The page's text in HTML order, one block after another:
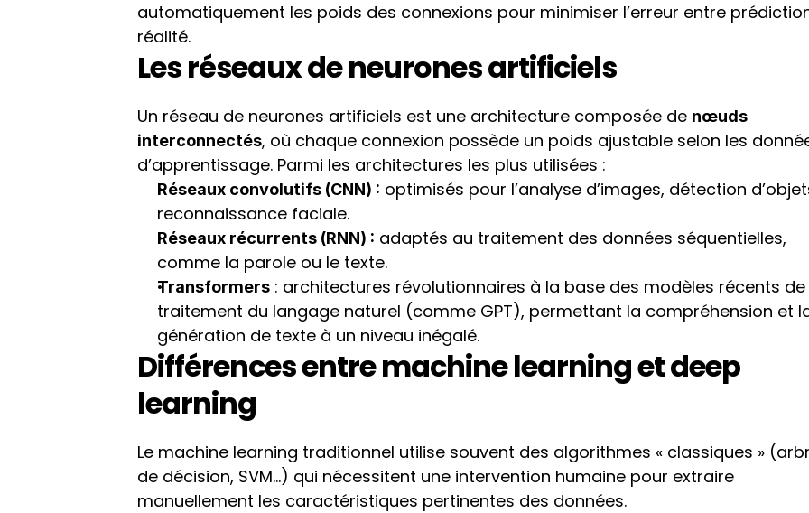
automatiquement les poids des connexions pour minimiser l’erreur entre
réalité.
Les réseaux de neurones artificiels
Un réseau de neurones artificiels est une architecture composée de nœuds
interconnectés, où chaque connexion possède un poids ajustable selon les
d’apprentissage. Parmi les architectures les plus utilisées :
Réseaux convolutifs (CNN) : optimisés pour l’analyse d’images, détection
reconnaissance faciale.
Réseaux récurrents (RNN) : adaptés au traitement des données séquentielles,
comme la parole ou le texte.
Transformers : architectures révolutionnaires à la base des modèles récents de
traitement du langage naturel (comme GPT), permettant la compréhension et
génération de texte à un niveau inégalé.
Différences entre machine learning et deep
learning
Le machine learning traditionnel utilise souvent des algorithmes « classiques »
de décision, SVM…) qui nécessitent une intervention humaine pour extraire
manuellement les caractéristiques pertinentes des données.